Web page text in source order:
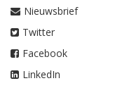
Nieuwsbrief
Twitter
Facebook
LinkedIn